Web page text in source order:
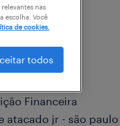
Financeira
atacado jr - são paulo
nas
escolha. Você
de cookies.
todos